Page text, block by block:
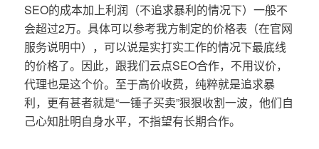
SEO的成本加上利润（不追求暴利的情况下）一般不
会超过2万。具体可以参考我方制定的价格表（在官网
服务说明中），可以说是实打实工作的情况下最底线
的价格了。因此，跟我们云点SEO合作，不用议价，
代理也是这个价。至于高价收费，纯粹就是追求暴
利，更有甚者就是“一锤子买卖”狠狠收割一波，他们自
己心知肚明自身水平，不指望有长期合作。